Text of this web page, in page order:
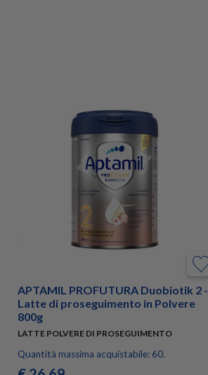
APTAMIL PROFUTURA Duobiotik 2 -
Latte di proseguimento in Polvere
800g
LATTE POLVERE DI PROSEGUIMENTO
Quantità massima acquistabile: 60.